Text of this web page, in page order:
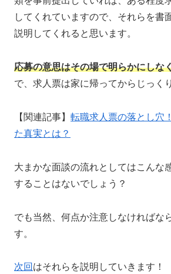
してくれていますので、それらを書
説明してくれると思います。
応募の意思はその場で明らかにしな
で、求人票は家に帰ってからじっく
【関連記事】 転職求人票の落とし穴
た真実とは？
大まかな面談の流れとしてはこんな
することはないでしょう？
でも当然、何点か注意しなければな
す。
次回 はそれらを説明していきます！